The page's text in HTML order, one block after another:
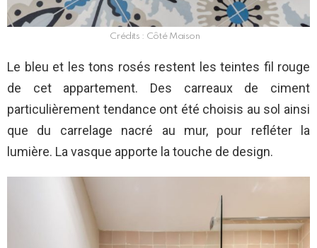
Crédits : Côté Maison
Le bleu et les tons rosés restent les teintes fil rouge
de cet appartement. Des carreaux de ciment
particulièrement tendance ont été choisis au sol ainsi
que du carrelage nacré au mur, pour refléter la
lumière. La vasque apporte la touche de design.